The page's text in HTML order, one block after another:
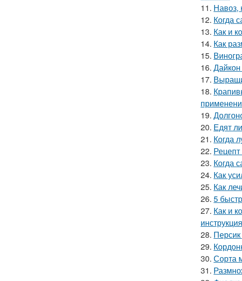
11. Навоз,
12. Когда
13. Как и
14. Как
15.
16.
17.
18.
19.
20. Едят
21. Когда
22.
23. Когда
24. Как
25. Как
26. 5
27. Как и
инструкция
28.
29.
30. Сорта
31.